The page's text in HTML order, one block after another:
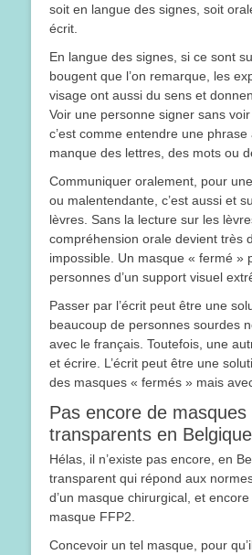
soit en langue des signes, soit
écrit.
En langue des signes, si ce sont
bougent que l’on remarque, les
visage ont aussi du sens et
Voir une personne signer sans
c’est comme entendre une phrase
manque des lettres, des mots ou
Communiquer oralement, pour
ou malentendante, c’est aussi et
lèvres. Sans la lecture sur les
compréhension orale devient très
impossible. Un masque « fermé »
personnes d’un support visuel
Passer par l’écrit peut être une
beaucoup de personnes sourdes
avec le français. Toutefois, une
et écrire. L’écrit peut être une
des masques « fermés » mais
Pas encore de
transparents en Belgique
Hélas, il n’existe pas encore, en
transparent qui répond aux
d’un masque chirurgical, et encore
masque FFP2.
Concevoir un tel masque, pour